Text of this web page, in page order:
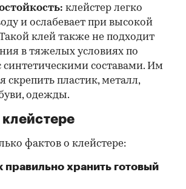
клейстер легко
и ослабевает при высокой
клей также не подходит
в тяжелых условиях по
синтетическими составами. Им
скрепить пластик, металл,
одежды.
фактов о клейстере:
правильно хранить готовый